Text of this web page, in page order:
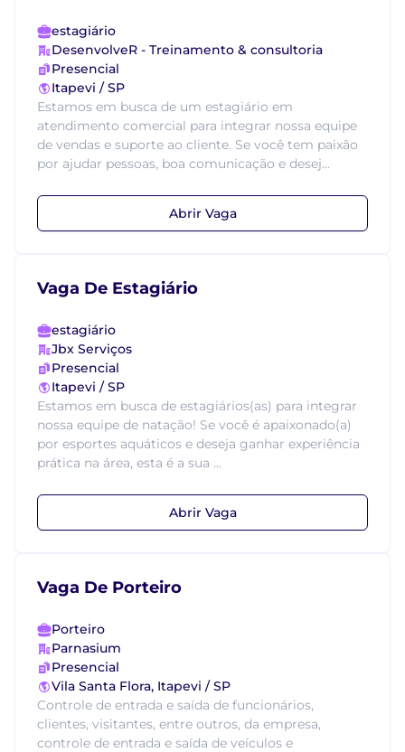
estagiário
DesenvolveR - Treinamento & consultoria
Presencial
Itapevi / SP
Estamos em busca de um estagiário em
atendimento comercial para integrar nossa equipe
de vendas e suporte ao cliente. Se você tem paixão
por ajudar pessoas, boa comunicação e desej...
Abrir Vaga
Vaga De Estagiário
estagiário
Jbx Serviços
Presencial
Itapevi / SP
Estamos em busca de estagiários(as) para integrar
nossa equipe de natação! Se você é apaixonado(a)
por esportes aquáticos e deseja ganhar experiência
prática na área, esta é a sua ...
Abrir Vaga
Vaga De Porteiro
Porteiro
Parnasium
Presencial
Vila Santa Flora, Itapevi / SP
Controle de entrada e saída de funcionários,
clientes, visitantes, entre outros, da empresa,
controle de entrada e saída de veículos e